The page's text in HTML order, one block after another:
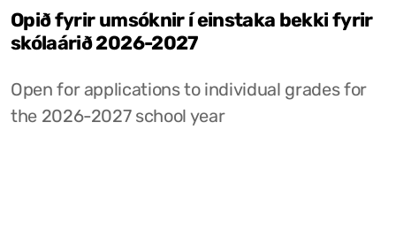
Opið fyrir umsóknir í einstaka bekki fyrir
skólaárið 2026-2027
Open for applications to individual grades for
the 2026-2027 school year